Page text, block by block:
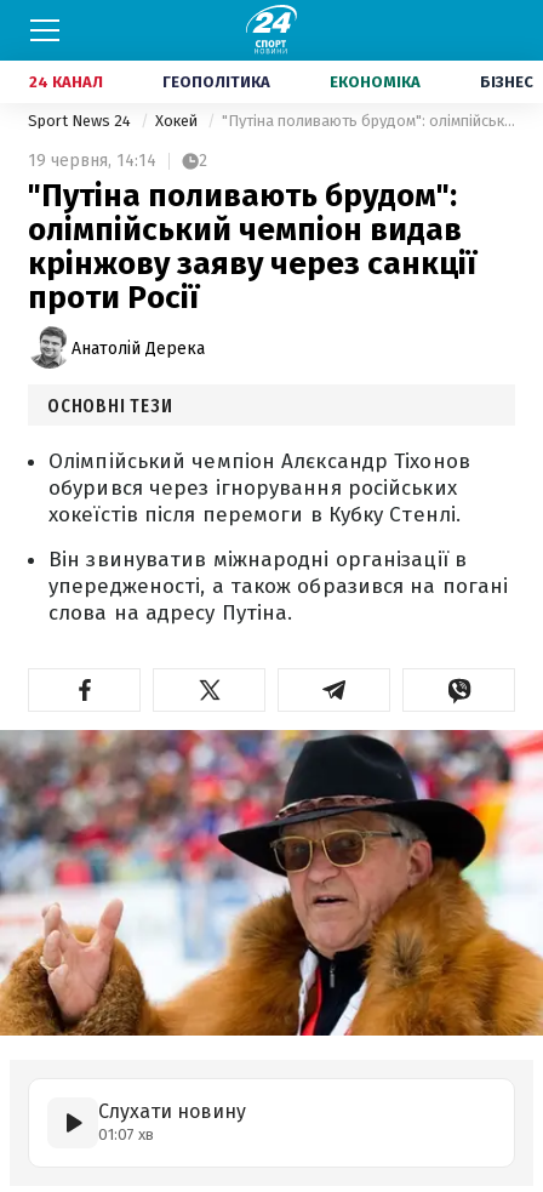
24 КАНАЛ ГЕОПОЛІТИКА ЕКОНОМІКА БІЗНЕС
Sport News 24 Хокей "Путіна поливають брудом": олімпійський чемпіон видав крінжову заяву через санкції проти Росії
19 червня, 14:14 2
"Путіна поливають брудом":
олімпійський чемпіон видав
крінжову заяву через санкції
проти Росії
Анатолій Дерека
ОСНОВНІ ТЕЗИ
Олімпійський чемпіон Алєксандр Тіхонов
обурився через ігнорування російських
хокеїстів після перемоги в Кубку Стенлі.
Він звинуватив міжнародні організації в
упередженості, а також образився на погані
слова на адресу Путіна.
Слухати новину
01:07 хв